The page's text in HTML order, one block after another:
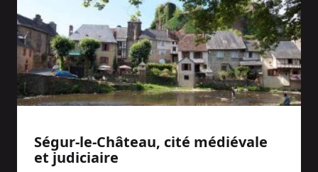
Ségur-le-Château, cité médiévale
et judiciaire